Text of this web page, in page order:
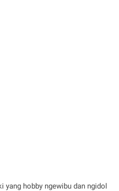
yang hobby ngewibu dan ngidol